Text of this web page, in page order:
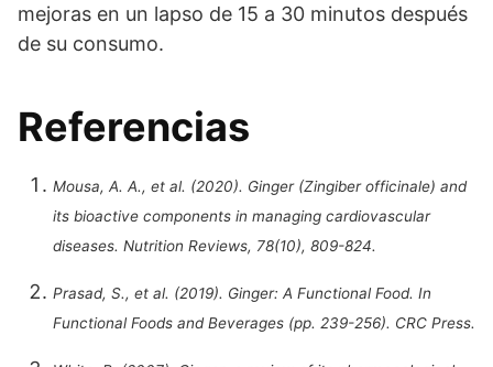
mejoras en un lapso de 15 a 30 minutos después
de su consumo.
Referencias
Mousa, A. A., et al. (2020). Ginger (Zingiber officinale) and
its bioactive components in managing cardiovascular
diseases. Nutrition Reviews, 78(10), 809-824.
Prasad, S., et al. (2019). Ginger: A Functional Food. In
Functional Foods and Beverages (pp. 239-256). CRC Press.